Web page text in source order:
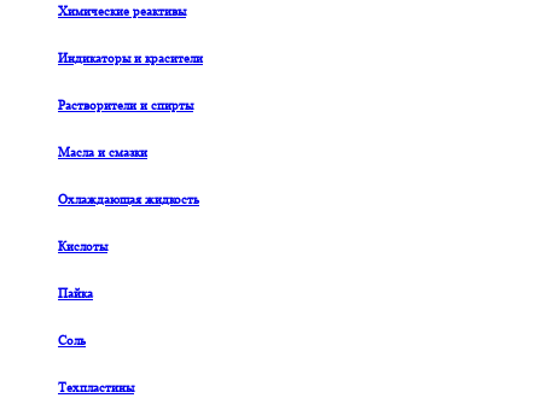
Химические реактивы
Индикаторы и красители
Растворители и спирты
Масла и смазки
Охлаждающая жидкость
Кислоты
Пайка
Соль
Техпластины